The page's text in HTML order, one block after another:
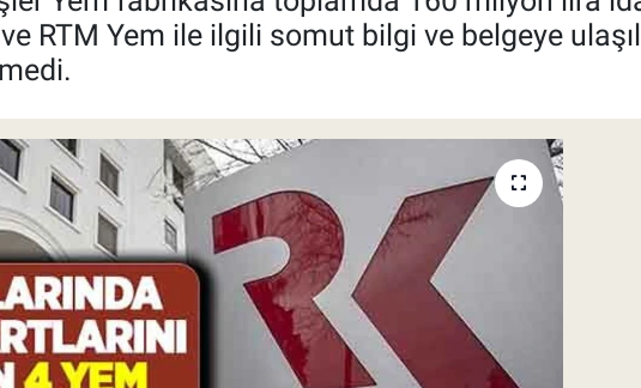
RTM Yem ile ilgili somut bilgi ve belgeye